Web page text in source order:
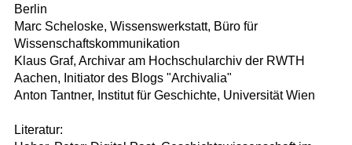
Berlin
Marc Scheloske, Wissenswerkstatt, Büro für
Wissenschaftskommunikation
Klaus Graf, Archivar am Hochschularchiv der RWTH
Aachen, Initiator des Blogs "Archivalia"
Anton Tantner, Institut für Geschichte, Universität Wien
Literatur: